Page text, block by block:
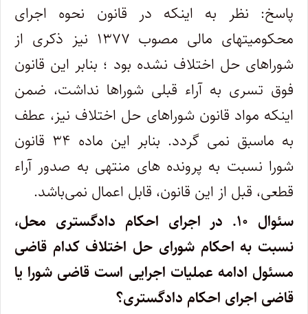
پاسخ: نظر به اینکه در قانون نحوه اجرای
محکومیتهای مالی مصوب ۱۳۷۷ نیز ذکری از
شوراهای حل اختلاف نشده بود ؛ بنابر این قانون
فوق تسری به آراء قبلی شوراها نداشت، ضمن
اینکه مواد قانون شوراهای حل اختلاف نیز، عطف
به ماسبق نمی گردد. بنابر این ماده ۳۴ قانون
شورا نسبت به پرونده های منتهی به صدور آراء
قطعی، قبل از این قانون، قابل اعمال نمی‌باشد.
سئوال ۱۰.
در اجرای احکام دادگستری محل،
نسبت به احکام شورای حل اختلاف کدام قاضی
مسئول ادامه عملیات اجرایی است قاضی شورا یا
قاضی اجرای احکام دادگستری؟